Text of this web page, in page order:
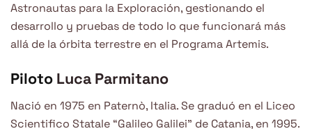
Astronautas para la Exploración, gestionando el
desarrollo y pruebas de todo lo que funcionará más
allá de la órbita terrestre en el Programa Artemis.
Piloto Luca Parmitano
Nació en 1975 en Paternò, Italia. Se graduó en el Liceo
Scientifico Statale “Galileo Galilei” de Catania, en 1995.